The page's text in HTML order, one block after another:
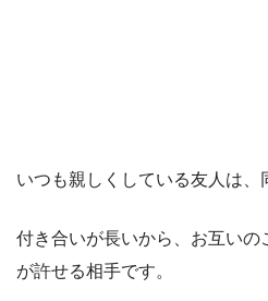
いつも親しくしている友人は、
付き合いが長いから、お互い
が許せる相手です。